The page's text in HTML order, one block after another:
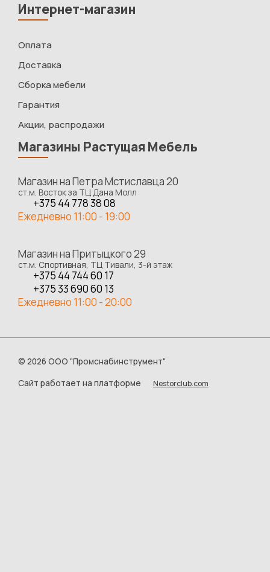
Интернет-магазин
Оплата
Доставка
Сборка мебели
Гарантия
Акции, распродажи
Магазины Растущая Мебель
Магазин на Петра Мстиславца 20
ст.м. Восток за ТЦ Дана Молл
+375 44 778 38 08
Ежедневно 11:00 - 19:00
Магазин на Притыцкого 29
ст.м. Спортивная, ТЦ Тивали, 3-й этаж
+375 44 744 60 17
+375 33 690 60 13
Ежедневно 11:00 - 20:00
© 2026 ООО "Промснабинструмент"
Сайт работает на платформе
Nestorclub.com